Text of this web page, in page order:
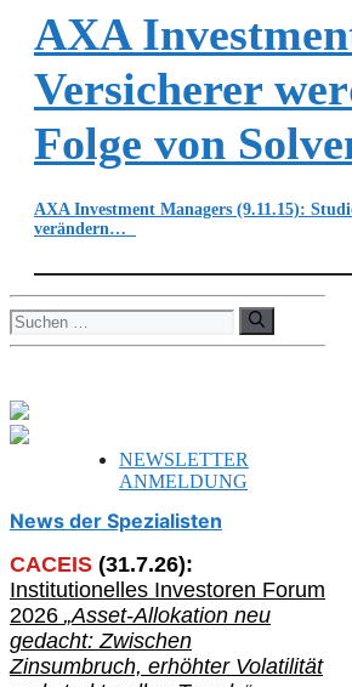
AXA
Versicherer
Folge von
AXA Investment Managers (9.11.15):
verändern…
Suchen
nach:
NEWSLETTER
ANMELDUNG
News der Spezialisten
CACEIS (31.7.26):
Institutionelles Investoren Forum
2026 „Asset-Allokation neu
gedacht: Zwischen
Zinsumbruch, erhöhter Volatilität